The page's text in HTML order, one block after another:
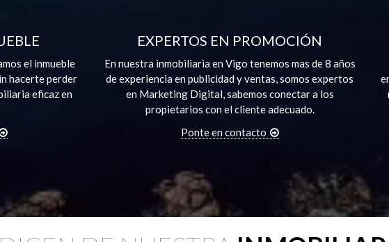
el inmueble
hacerte perder
eficaz en
EXPERTOS EN PROMOCIÓN
En nuestra inmobiliaria en Vigo tenemos mas de 8 años
de experiencia en publicidad y ventas, somos expertos
en Marketing Digital, sabemos conectar a los
propietarios con el cliente adecuado.
Ponte en contacto